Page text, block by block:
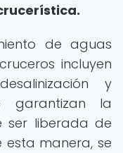
de aguas
incluyen
y
garantizan la
ser liberada de
esta manera, se